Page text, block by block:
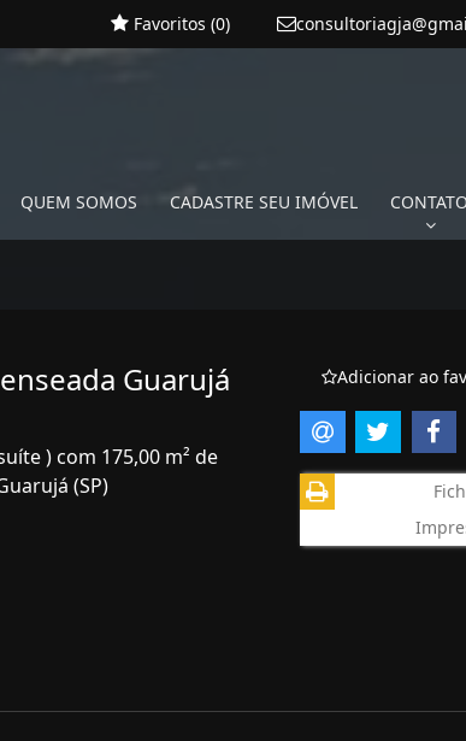
Favoritos (0)
QUEM SOMOS CADASTRE SEU IMÓVEL
Guarujá
) com 175,00 m² de
(SP)
Adicionar ao